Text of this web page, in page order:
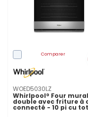
Comparer
WOED5030LZ
Whirlpool® Four mural
double avec friture à
connecté - 10 pi cu